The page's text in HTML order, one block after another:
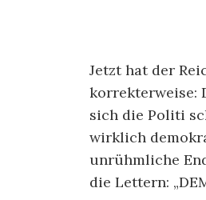
Jetzt hat der
korrekterweise:
sich die Politi
wirklich
unrühmliche
die Lettern: